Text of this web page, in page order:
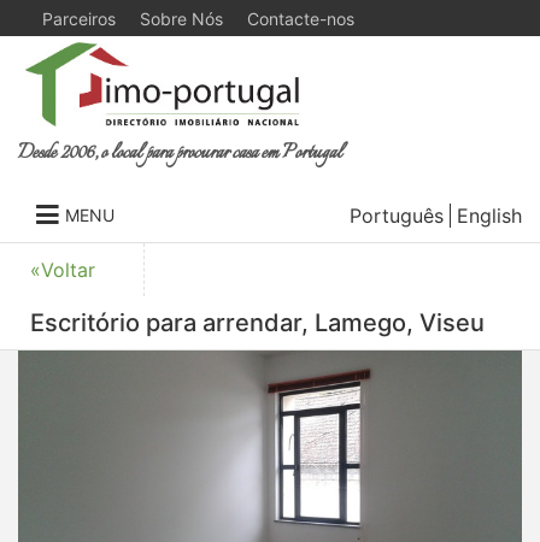
Parceiros Sobre Nós Contacte-nos
Desde 2006, o local para procurar casa em Portugal
MENU Português English
«Voltar
Escritório para arrendar, Lamego, Viseu